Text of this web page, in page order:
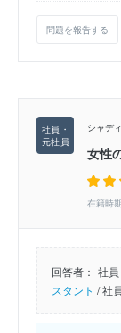
問題を報告する
シャデ
女性
在籍時
回答者： 社
スタント /社